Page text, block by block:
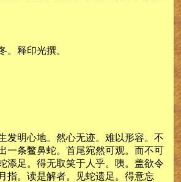
。释印光撰。
发明心地。然心无迹。难以形容。不
一条鳖鼻蛇。首尾宛然可观。而不可
添足。得无取笑于人乎。咦。盖欲令
指。读是解者。见蛇遗足。得意忘